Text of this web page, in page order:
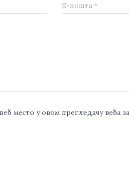
Е-пошта *
место у овом прегледачу веба